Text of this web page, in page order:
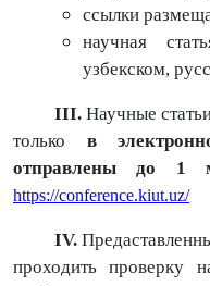
ссылки
научная
узбекском,
III.Научные
только в
отправлены
до 1
https://conference.kiut.uz/
IV.
проходить проверку